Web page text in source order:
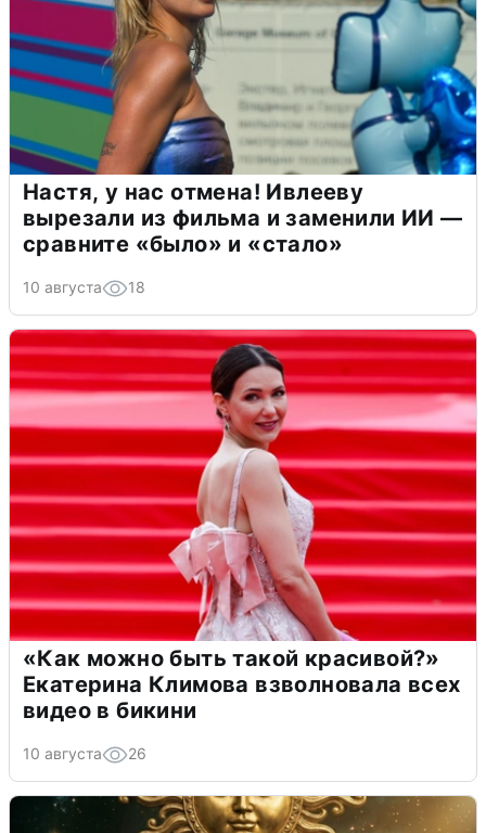
Настя, у нас отмена! Ивлееву
вырезали из фильма и заменили ИИ —
сравните «было» и «стало»
10 августа 18
«Как можно быть такой красивой?»
Екатерина Климова взволновала всех
видео в бикини
10 августа 26